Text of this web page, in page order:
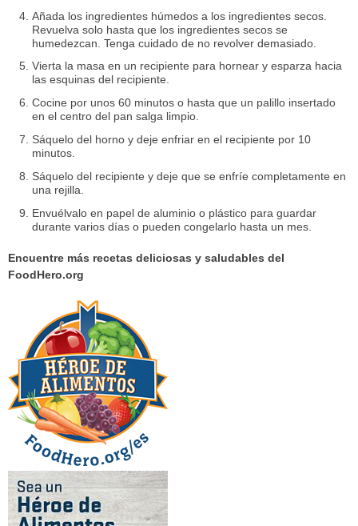
Añada los ingredientes húmedos a los ingredientes secos.
Revuelva solo hasta que los ingredientes secos se
humedezcan. Tenga cuidado de no revolver demasiado.
Vierta la masa en un recipiente para hornear y esparza hacia
las esquinas del recipiente.
Cocine por unos 60 minutos o hasta que un palillo insertado
en el centro del pan salga limpio.
Sáquelo del horno y deje enfriar en el recipiente por 10
minutos.
Sáquelo del recipiente y deje que se enfríe completamente en
una rejilla.
Envuélvalo en papel de aluminio o plástico para guardar
durante varios días o pueden congelarlo hasta un mes.
Encuentre más recetas deliciosas y saludables del
FoodHero.org